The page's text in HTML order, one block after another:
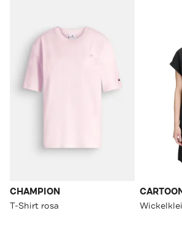
CHAMPION
T-Shirt rosa